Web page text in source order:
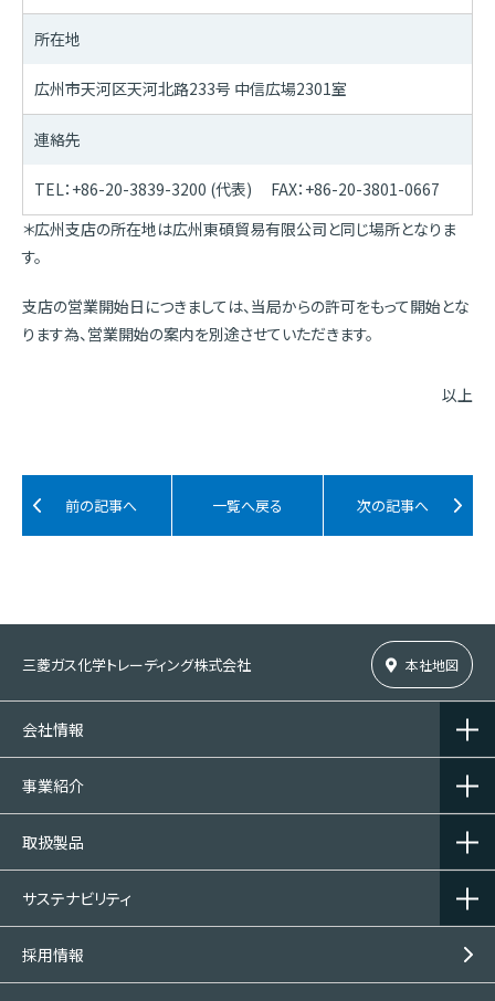
所在地
広州市天河区天河北路233号 中信広場2301室
連絡先
TEL：+86-20-3839-3200 (代表) FAX：+86-20-3801-0667
＊広州支店の所在地は広州東碩貿易有限公司と同じ場所となりま
す。
支店の営業開始日につきましては、当局からの許可をもって開始とな
ります為、営業開始の案内を別途させていただきます。
以上
前の記事へ 一覧へ戻る 次の記事へ
三菱ガス化学トレーディング株式会社 本社地図
会社情報
事業紹介
取扱製品
サステナビリティ
採用情報